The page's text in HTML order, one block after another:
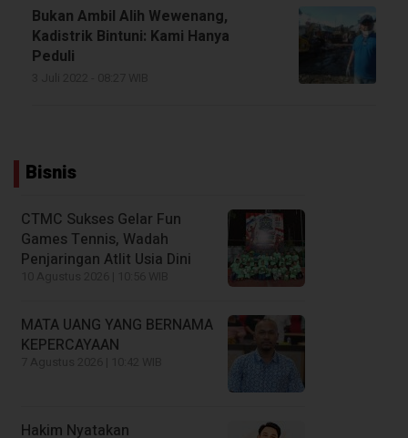
Bukan Ambil Alih Wewenang,
Kadistrik Bintuni: Kami Hanya
Peduli
Bisnis
CTMC Sukses Gelar Fun
Games Tennis, Wadah
Penjaringan Atlit Usia Dini
MATA UANG YANG BERNAMA
KEPERCAYAAN
Hakim Nyatakan